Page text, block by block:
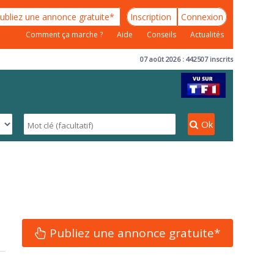
une annonce gratuite* Inscription Connexion
Comment ça marche ? Aide Conseils Actualités
07 août 2026 : 442507 inscrits
Ok
Publiez une annonce gratuite*